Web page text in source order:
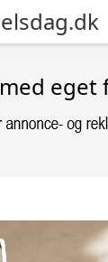
eget